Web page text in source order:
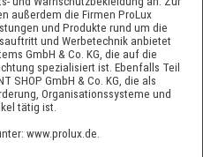
außerdem die Firmen ProLux
und Produkte rund um die
und Werbetechnik anbietet
GmbH & Co. KG, die auf die
spezialisiert ist. Ebenfalls Teil
SHOP GmbH & Co. KG, die als
Organisationssysteme und
tätig ist.
www.prolux.de